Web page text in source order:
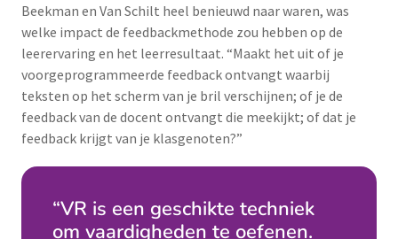
Beekman en Van Schilt heel benieuwd naar waren, was
welke impact de feedbackmethode zou hebben op de
leerervaring en het leerresultaat. “Maakt het uit of je
voorgeprogrammeerde feedback ontvangt waarbij
teksten op het scherm van je bril verschijnen; of je de
feedback van de docent ontvangt die meekijkt; of dat je
feedback krijgt van je klasgenoten?”
“VR is een geschikte techniek
om vaardigheden te oefenen.